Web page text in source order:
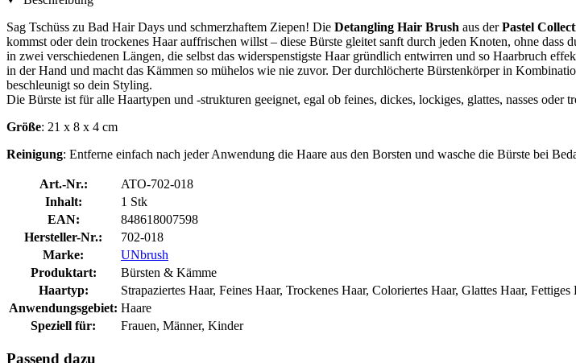
Sag Tschüss zu Bad Hair Days und schmerzhaftem Ziepen! Die Detangling Hair Brush aus derPastel
kommst oder dein trockenes Haar auffrischen willst – diese Bürste gleitet sanft durch jeden Knoten, ohne
in zwei verschiedenen Längen, die selbst das widerspenstigste Haar gründlich entwirren und so Haarbruch
in der Hand und macht das Kämmen so mühelos wie nie zuvor. Der durchlöcherte Bürstenkörper in
beschleunigt so dein Styling.
Die Bürste ist für alle Haartypen und -strukturen geeignet, egal ob feines, dickes, lockiges, glattes, nasses oder
Größe: 21 x 8 x 4 cm
Reinigung: Entferne einfach nach jeder Anwendung die Haare aus den Borsten und wasche die Bürste bei
Art.-Nr.:
ATO-702-018
Inhalt:
1 Stk
EAN:
848618007598
Hersteller-Nr.:
702-018
Marke:
UNbrush
Produktart:
Bürsten & Kämme
Haartyp:
Strapaziertes Haar, Feines Haar, Trockenes Haar, Coloriertes Haar, Glattes Haar,
Anwendungsgebiet: Haare
Speziell für:
Frauen, Männer, Kinder
Passend dazu